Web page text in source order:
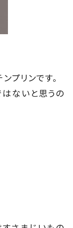
プリンです。
はないと思うの